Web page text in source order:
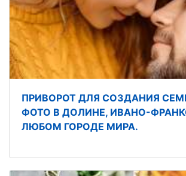
ПРИВОРОТ ДЛЯ СОЗДАНИЯ
ФОТО В ДОЛИНЕ, ИВАНО-
ЛЮБОМ ГОРОДЕ МИРА.